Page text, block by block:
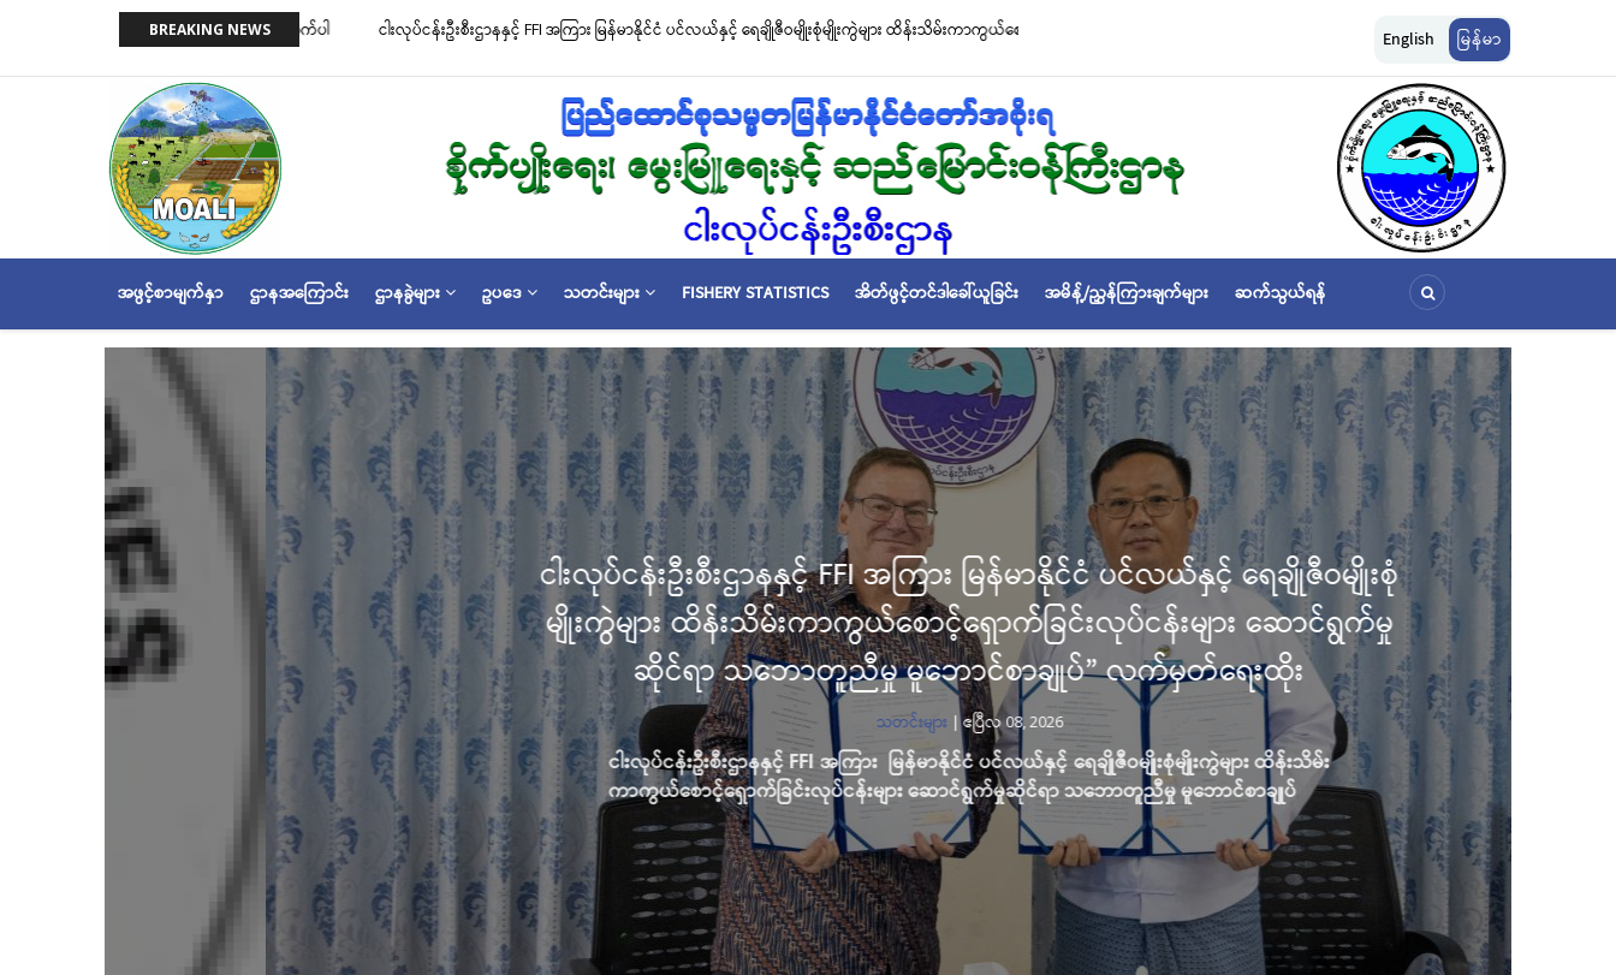
BREAKING NEWS
အလိုက် လိုင်စင်ခနှုန်းထားများကို အောက်ပါ
ငါးလုပ်ငန်းဦးစီးဌာနနှင့် FFI အကြား မြန်မာနိုင်ငံ ပင်လယ်နှင့် ရေချိုဇီဝမျိုးစုံမျိုးကွဲများ ထိန်းသိမ်းကာကွယ်စောင့်ရှောက်ခြင်းလုပ်ငန်းများ ဆောင်ရွက်မှု
မြန်မာ့ပင်လယ် ငါးလုပ်ငန်းရေပြင်အတွင်းရှိ ငါးဖမ်းကွက်များအား
English မြန်မာ
MAIN
NAVIGATION
အဖွင့်စာမျက်နှာ ဌာနအကြောင်း ဌာနခွဲများ ဥပဒေ သတင်းများ FISHERY STATISTICS အိတ်ဖွင့်တင်ဒါခေါ်ယူခြင်း အမိန့်/ညွှန်ကြားချက်များ ဆက်သွယ်ရန်
ငါးလုပ်ငန်းဦးစီးဌာနနှင့် FFI အကြား မြန်မာနိုင်ငံ ပင်လယ်နှင့် ရေချိုဇီဝမျိုးစုံ
မျိုးကွဲများ ထိန်းသိမ်းကာကွယ်စောင့်ရှောက်ခြင်းလုပ်ငန်းများ ဆောင်ရွက်မှု
ဆိုင်ရာ သဘောတူညီမှု မူဘောင်စာချုပ်” လက်မှတ်ရေးထိုး
သတင်းများ ဧပြီလ 08, 2026
ငါးလုပ်ငန်းဦးစီးဌာနနှင့် FFI အကြား မြန်မာနိုင်ငံ ပင်လယ်နှင့် ရေချိုဇီဝမျိုးစုံမျိုးကွဲများ ထိန်းသိမ်း
ကာကွယ်စောင့်ရှောက်ခြင်းလုပ်ငန်းများ ဆောင်ရွက်မှုဆိုင်ရာ သဘောတူညီမှု မူဘောင်စာချုပ်